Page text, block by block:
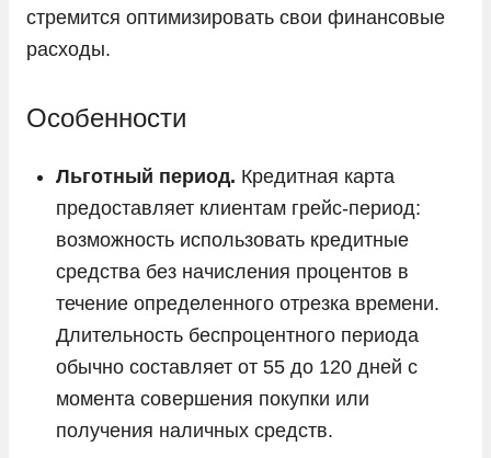
стремится оптимизировать свои финансовые
расходы.
Особенности
Льготный период. Кредитная карта
предоставляет клиентам грейс-период:
возможность использовать кредитные
средства без начисления процентов в
течение определенного отрезка времени.
Длительность беспроцентного периода
обычно составляет от 55 до 120 дней с
момента совершения покупки или
получения наличных средств.